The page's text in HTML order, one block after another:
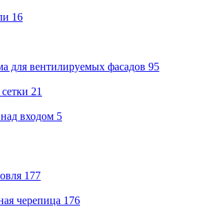
16
для вентилируемых фасадов 95
21
входом 5
177
черепица 176